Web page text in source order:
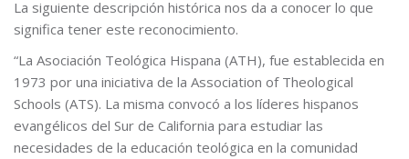
La siguiente descripción histórica nos da a conocer lo que
significa tener este reconocimiento.
“La Asociación Teológica Hispana (ATH), fue establecida en
1973 por una iniciativa de la Association of Theological
Schools (ATS). La misma convocó a los líderes hispanos
evangélicos del Sur de California para estudiar las
necesidades de la educación teológica en la comunidad